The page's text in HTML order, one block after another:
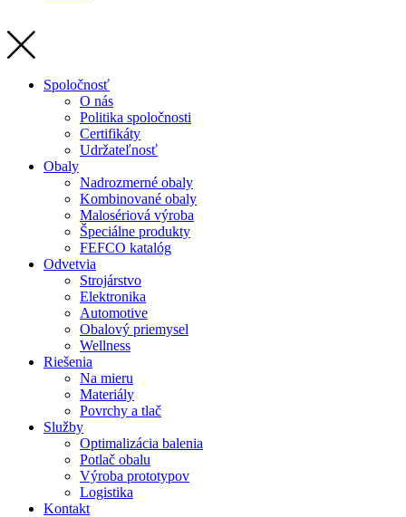
Spoločnosť
O nás
Politika spoločnosti
Certifikáty
Udržateľnosť
Obaly
Nadrozmerné obaly
Kombinované obaly
Malosériová výroba
Špeciálne produkty
FEFCO katalóg
Odvetvia
Strojárstvo
Elektronika
Automotive
Obalový priemysel
Wellness
Riešenia
Na mieru
Materiály
Povrchy a tlač
Služby
Optimalizácia balenia
Potlač obalu
Výroba prototypov
Logistika
Kontakt